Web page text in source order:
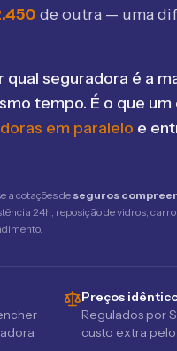
de outra — uma
qual seguradora é a
tempo. É o que
em paralelo e
a cotações de seguros
24h, reposição de vidros,
Preços
Regulados por
custo extra